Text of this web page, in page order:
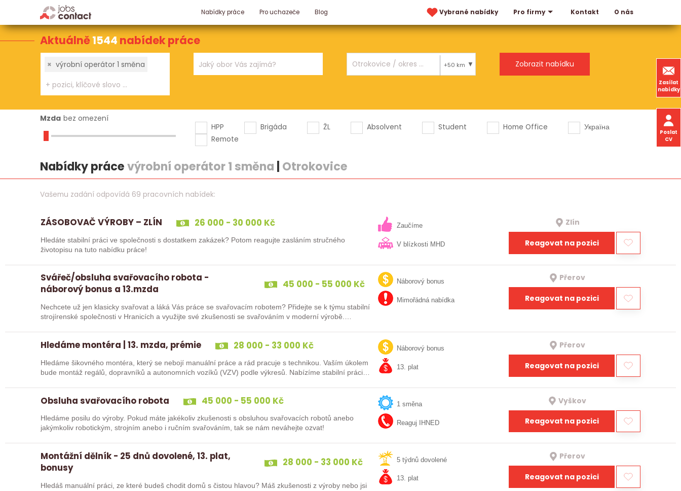
Nabídky práce Pro uchazeče Blog Vybrané nabídky Pro firmy Kontakt O nás
Zasílat
nabídky
Poslat
CV
Aktuálně1544 nabídek práce
× výrobní operátor 1 směna +50 km
Mzda bez omezení
HPP
Brigáda ŽL Absolvent Student Home Office
Україна
Remote
Nabídky prácevýrobní operátor 1 směna Otrokovice
Vašemu zadání odpovídá 69 pracovních nabídek:
ZÁSOBOVAČ VÝROBY – ZLÍN 26 000 - 30 000 Kč
Hledáte stabilní práci ve společnosti s dostatkem zakázek? Potom reagujte zasláním stručného
životopisu na tuto nabídku práce!
Zaučíme
V blízkosti MHD
Zlín
Reagovat na pozici
Svářeč/obsluha svařovacího robota -
náborový bonus a 13.mzda
45 000 - 55 000 Kč
Nechcete už jen klasicky svařovat a láká Vás práce se svařovacím robotem? Přidejte se k týmu stabilní
strojírenské společnosti v Hranicích a využijte své zkušenosti se svařováním v moderní výrobě.…
Náborový bonus
Mimořádná nabídka
Přerov
Reagovat na pozici
Hledáme montéra | 13. mzda, prémie 28 000 - 33 000 Kč
Hledáme šikovného montéra, který se nebojí manuální práce a rád pracuje s technikou. Vaším úkolem
bude montáž regálů, dopravníků a autonomních vozíků (VZV) podle výkresů. Nabízíme stabilní práci
Náborový bonus
13. plat
Přerov
Reagovat na pozici
Obsluha svařovacího robota 45 000 - 55 000 Kč
Hledáme posilu do výroby. Pokud máte jakékoliv zkušenosti s obsluhou svařovacích robotů anebo
jakýmkoliv robotickým, strojním anebo i ručním svařováním, tak se nám neváhejte ozvat!
1 směna
Reaguj IHNED
Vyškov
Reagovat na pozici
Montážní dělník - 25 dnů dovolené, 13. plat,
bonusy
28 000 - 33 000 Kč
Hledáš manuální práci, ze které budeš chodit domů s čistou hlavou? Máš zkušenosti z výroby nebo jsi
5 týdnů dovolené
13. plat
Přerov
Reagovat na pozici